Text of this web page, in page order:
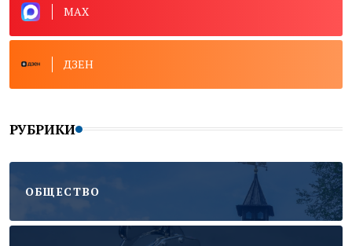
MAX
ДЗЕН
РУБРИКИ
ОБЩЕСТВО